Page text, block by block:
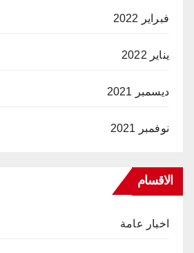
فبراير 2022
يناير 2022
ديسمبر 2021
نوفمبر 2021
الاقسام
اخبار عامة